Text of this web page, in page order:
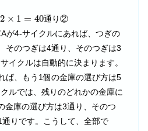
2 × 1 = 40
1 = 40
通り②
が4-サイクルにあれば、つぎの
そのつぎは4通り、そのつぎは3
イクルは自動的に決まります。
ば、もう1個の金庫の選び方は5
ルでは、残りのどれかの金庫に
金庫の選び方は3通り、そのつ
りです。こうして、全部で